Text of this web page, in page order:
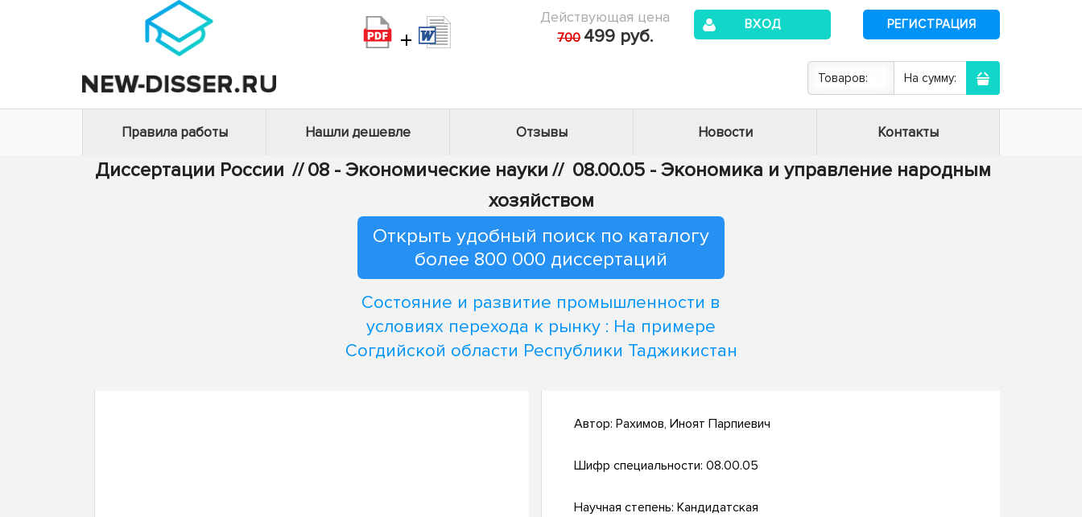
+
Действующая цена
700 499 руб.
ВХОД РЕГИСТРАЦИЯ
Товаров: На сумму:
Правила работы Нашли дешевле Отзывы Новости Контакты
Диссертации России // 08 - Экономические науки // 08.00.05 - Экономика и управление народным
хозяйством
Открыть удобный поиск по каталогу
более 800 000 диссертаций
Состояние и развитие промышленности в
условиях перехода к рынку : На примере
Согдийской области Республики Таджикистан
Автор: Рахимов, Иноят Парпиевич
Шифр специальности: 08.00.05
Научная степень: Кандидатская